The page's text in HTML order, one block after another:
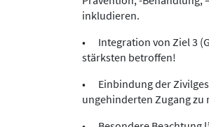
inkludieren.
• Integration von Ziel 3
stärksten betroffen!
• Einbindung der
ungehinderten Zugang